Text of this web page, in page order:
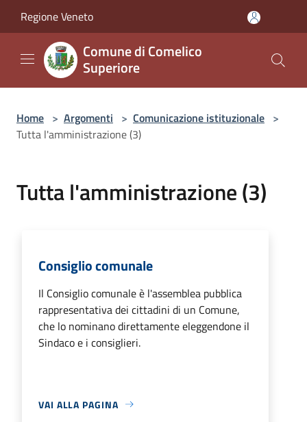
Regione Veneto
Comune di Comelico
Superiore
Home > Argomenti > Comunicazione istituzionale >
Tutta l'amministrazione (3)
Tutta l'amministrazione (3)
Consiglio comunale
Il Consiglio comunale è l'assemblea pubblica
rappresentativa dei cittadini di un Comune,
che lo nominano direttamente eleggendone il
Sindaco e i consiglieri.
VAI ALLA PAGINA